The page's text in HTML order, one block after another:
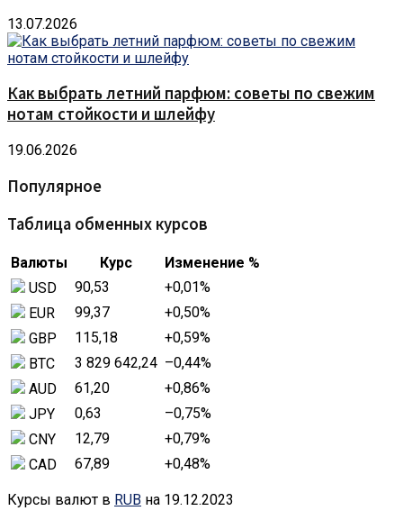
13.07.2026
Как выбрать летний парфюм: советы по свежим
нотам стойкости и шлейфу
19.06.2026
Популярное
Таблица обменных курсов
Валюты Курс
Изменение %
USD
90,53 +0,01%
EUR
99,37 +0,50%
GBP
115,18 +0,59%
BTC
3 829 642,24 –0,44%
AUD
61,20 +0,86%
JPY
0,63 –0,75%
CNY
12,79 +0,79%
CAD
67,89 +0,48%
Курсы валют в RUB на 19.12.2023